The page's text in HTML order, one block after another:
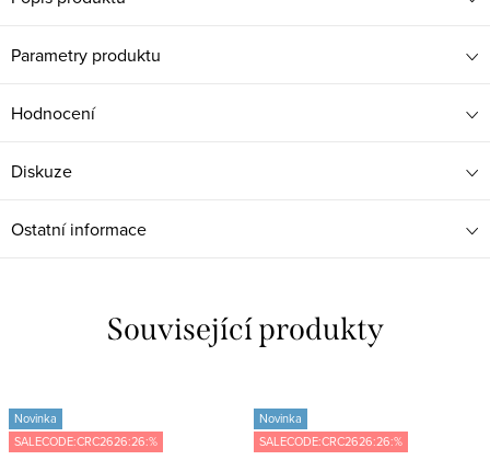
Parametry produktu
Hodnocení
Diskuze
Ostatní informace
Související produkty
Novinka
SALECODE:CRC2626:26:%
Novinka
SALECODE:CRC2626:26:%